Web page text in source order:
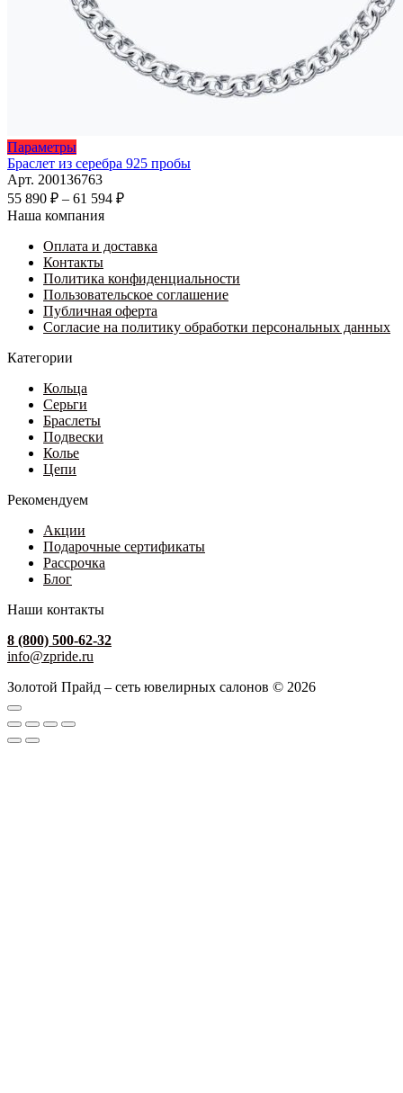
ПараметрыЭтот
товар
имеет
несколько
вариаций.
можно
выбрать
на
странице
товара.
Браслет из серебра 925 пробы
Арт. 200136763
55 890 ₽ – 61 594 ₽Диапазон
890 ₽
61
594 ₽
Наша компания
Оплата и доставка
Контакты
Политика конфиденциальности
Пользовательское соглашение
Публичная оферта
Согласие на политику обработки персональных данных
Категории
Кольца
Серьги
Браслеты
Подвески
Колье
Цепи
Рекомендуем
Акции
Подарочные сертификаты
Рассрочка
Блог
Наши контакты
8 (800) 500-62-32
info@zpride.ru
Золотой Прайд – сеть ювелирных салонов © 2026